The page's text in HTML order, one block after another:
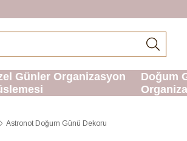
Günler Organizasyon
Doğum
Astronot Doğum Günü Dekoru